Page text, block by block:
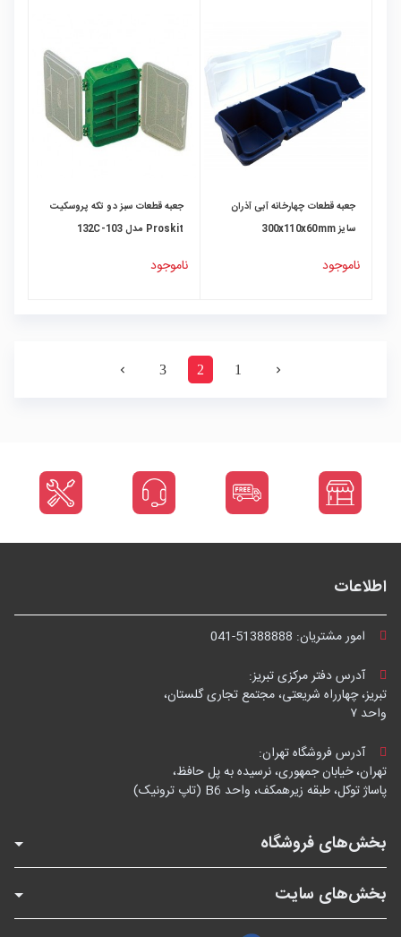
جعبه قطعات چهارخانه آبی آذران
سایز 300x110x60mm
ناموجود
جعبه قطعات سبز دو تکه پروسکیت
Proskit مدل 103-132C
ناموجود
navigate_before
1
2
3
navigate_next
اطلاعات
امور مشتریان: 041-51388888
آدرس دفتر مرکزی تبریز:
تبریز، چهارراه شریعتی، مجتمع تجاری گلستان،
واحد ۷
آدرس فروشگاه تهران:
تهران، خیابان جمهوری، نرسیده به پل حافظ،
پاساژ توکل، طبقه زیرهمکف، واحد B6 (تاپ ترونیک)
بخش‌های فروشگاه
بخش‌های سایت